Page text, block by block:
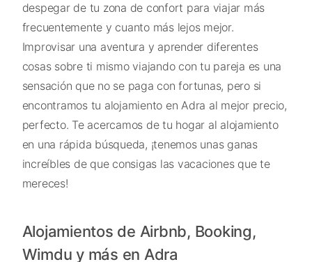
despegar de tu zona de confort para viajar más
frecuentemente y cuanto más lejos mejor.
Improvisar una aventura y aprender diferentes
cosas sobre ti mismo viajando con tu pareja es una
sensación que no se paga con fortunas, pero si
encontramos tu alojamiento en Adra al mejor precio,
perfecto. Te acercamos de tu hogar al alojamiento
en una rápida búsqueda, ¡tenemos unas ganas
increíbles de que consigas las vacaciones que te
mereces!
Alojamientos de Airbnb, Booking,
Wimdu y más en Adra